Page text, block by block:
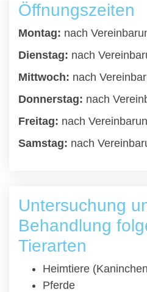
Öffnungszeiten
Montag: nach
Dienstag: nach
Mittwoch: nach
Donnerstag: nach
Freitag: nach
Samstag: nach
Untersuchung
Behandlung
Tierarten
Heimtiere
Pferde